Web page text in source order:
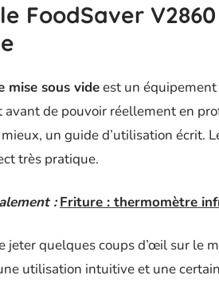
FoodSaver
mise sous videest un
de pouvoir réellement en
un guide d’utilisation écrit.
très pratique.
: Friture : thermomètre
jeter quelques coups d’œil sur le
utilisation intuitive et une